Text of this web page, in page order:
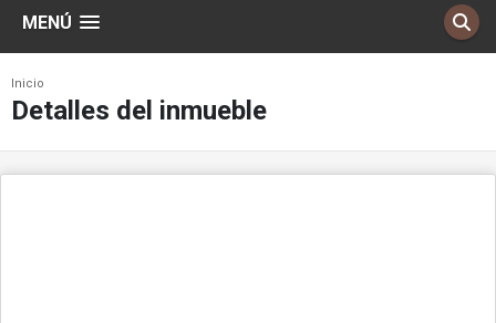
MENÚ
Inicio
Detalles del inmueble